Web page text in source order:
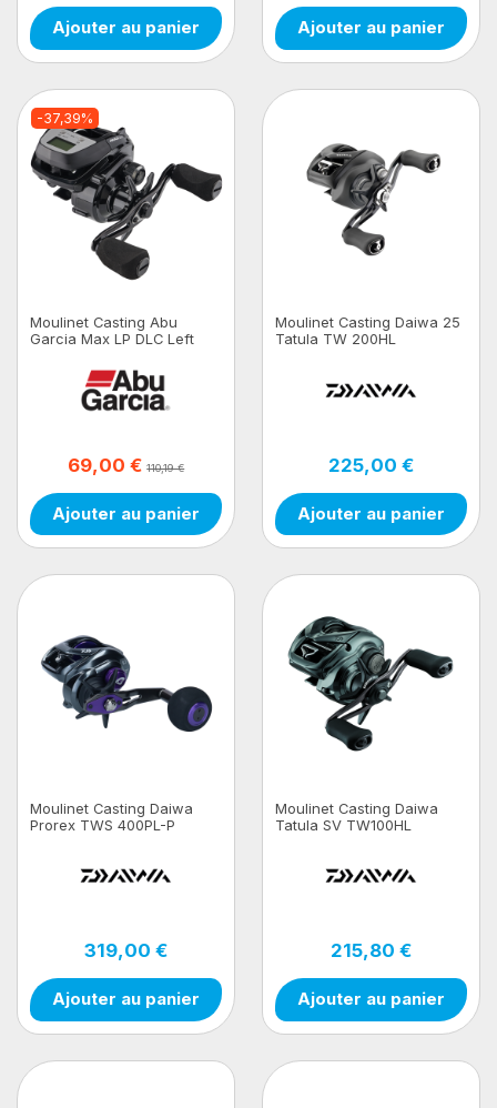
Ajouter au panier Ajouter au panier
-37,39%
Moulinet Casting Abu
Garcia Max LP DLC Left
69,00 €110,19 €
Ajouter au panier
Moulinet Casting Daiwa 25
Tatula TW 200HL
225,00 €
Ajouter au panier
Moulinet Casting Daiwa
Prorex TWS 400PL-P
319,00 €
Ajouter au panier
Moulinet Casting Daiwa
Tatula SV TW100HL
215,80 €
Ajouter au panier